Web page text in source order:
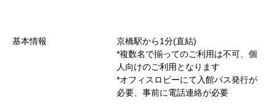
基本情報
京橋駅から1分(直結)
*複数名で揃ってのご利用は不可、個
人向けのご利用となります
*オフィスロビーにて入館パス発行が
必要、事前に電話連絡が必要